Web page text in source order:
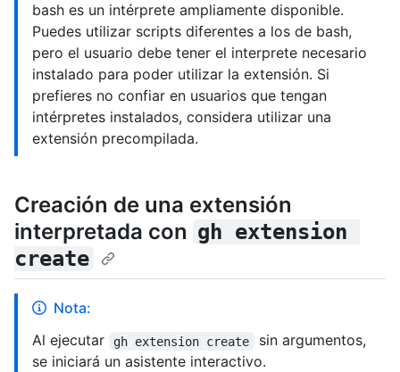
bash es un intérprete ampliamente disponible.
Puedes utilizar scripts diferentes a los de bash,
pero el usuario debe tener el interprete necesario
instalado para poder utilizar la extensión. Si
prefieres no confiar en usuarios que tengan
intérpretes instalados, considera utilizar una
extensión precompilada.
Creación de una extensión
interpretada con gh extension
create
Nota:
Al ejecutar
gh extension create
sin argumentos,
se iniciará un asistente interactivo.